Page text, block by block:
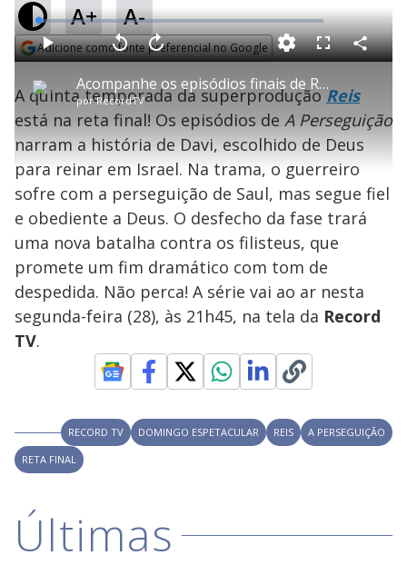
A+ A-
Adicione como fonte preferencial no Google
P
l
a
y
V
i
d
e
o
Acompanhe os episódios finais de Reis – A Perseguição
porRecordTV
P V
t
a
r
1
0
e
g
n
d
s
A
n
ç
a
u
n
o
s
M
d
o
L
o
a
d
e
:
1
.
8
3
%
F
l
c
e
e
n
C
o
a
i
l
a
A quinta temporada da superproduçãoReis
está na reta final! Os episódios de A Perseguição
narram a história de Davi, escolhido de Deus
para reinar em Israel. Na trama, o guerreiro
sofre com a perseguição de Saul, mas segue fiel
e obediente a Deus. O desfecho da fase trará
uma nova batalha contra os filisteus, que
promete um fim dramático com tom de
despedida. Não perca! A série vai ao ar nesta
segunda-feira (28), às 21h45, na tela da Record
TV.
RECORD TV DOMINGO ESPETACULAR REIS
A PERSEGUIÇÃO
RETA FINAL
Últimas